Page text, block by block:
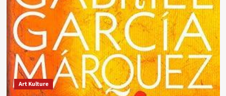
Art Kulture